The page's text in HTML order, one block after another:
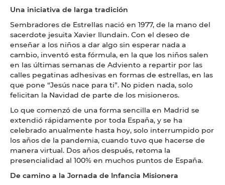
Una iniciativa de larga tradición
Sembradores de Estrellas nació en 1977, de la mano del
sacerdote jesuita Xavier Ilundain. Con el deseo de
enseñar a los niños a dar algo sin esperar nada a
cambio, inventó esta fórmula, en la que los niños salen
en las últimas semanas de Adviento a repartir por las
calles pegatinas adhesivas en formas de estrellas, en las
que pone “Jesús nace para ti”. No piden nada, solo
felicitan la Navidad de parte de los misioneros.
Lo que comenzó de una forma sencilla en Madrid se
extendió rápidamente por toda España, y se ha
celebrado anualmente hasta hoy, solo interrumpido por
los años de la pandemia, cuando tuvo que hacerse de
manera virtual. Dos años después, retoma la
presencialidad al 100% en muchos puntos de España.
De camino a la Jornada de Infancia Misionera